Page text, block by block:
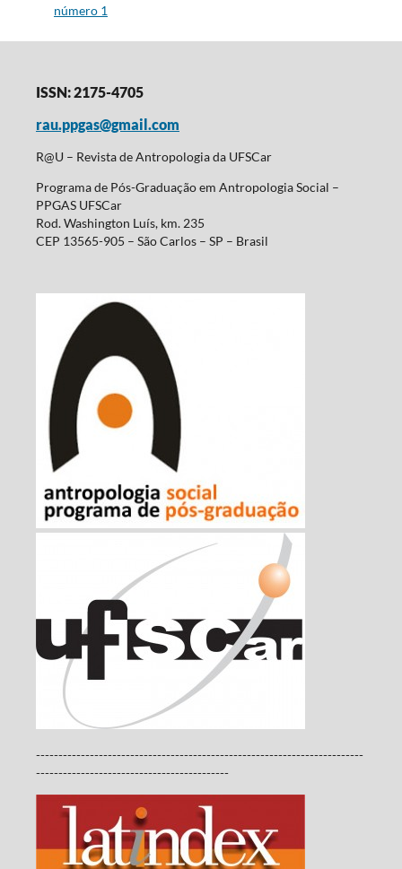
número 1
ISSN: 2175-4705
rau.ppgas@gmail.com
R@U – Revista de Antropologia da UFSCar
Programa de Pós-Graduação em Antropologia Social –
PPGAS UFSCar
Rod. Washington Luís, km. 235
CEP 13565-905 – São Carlos – SP – Brasil
-------------------------------------------------------------------------
-------------------------------------------